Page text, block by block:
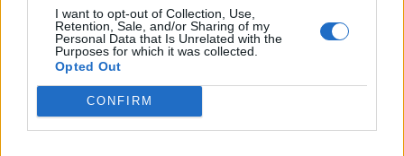
I want to opt-out of Collection, Use,
Retention, Sale, and/or Sharing of my
Personal Data that Is Unrelated with the
Purposes for which it was collected.
Opted Out
CONFIRM
Ακολουθήστε το Pink.gr και στο Instagram